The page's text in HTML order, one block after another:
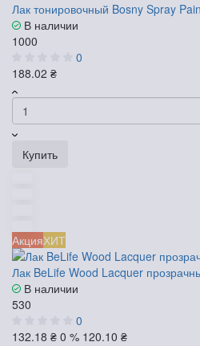
Лак тонировочный Bosny Spray
В наличии
1000
0
188.02 ₴
Купить
АкцияХИТ
Лак BeLife Wood Lacquer
В наличии
530
0
132.18 ₴ 0 % 120.10 ₴